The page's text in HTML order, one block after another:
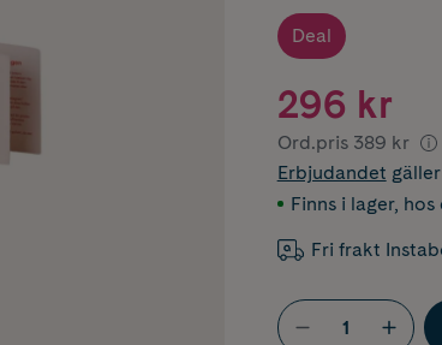
Deal
296 kr
Ord.pris 389 kr
Erbjudandet
Finns i lager, hos
Fri frakt